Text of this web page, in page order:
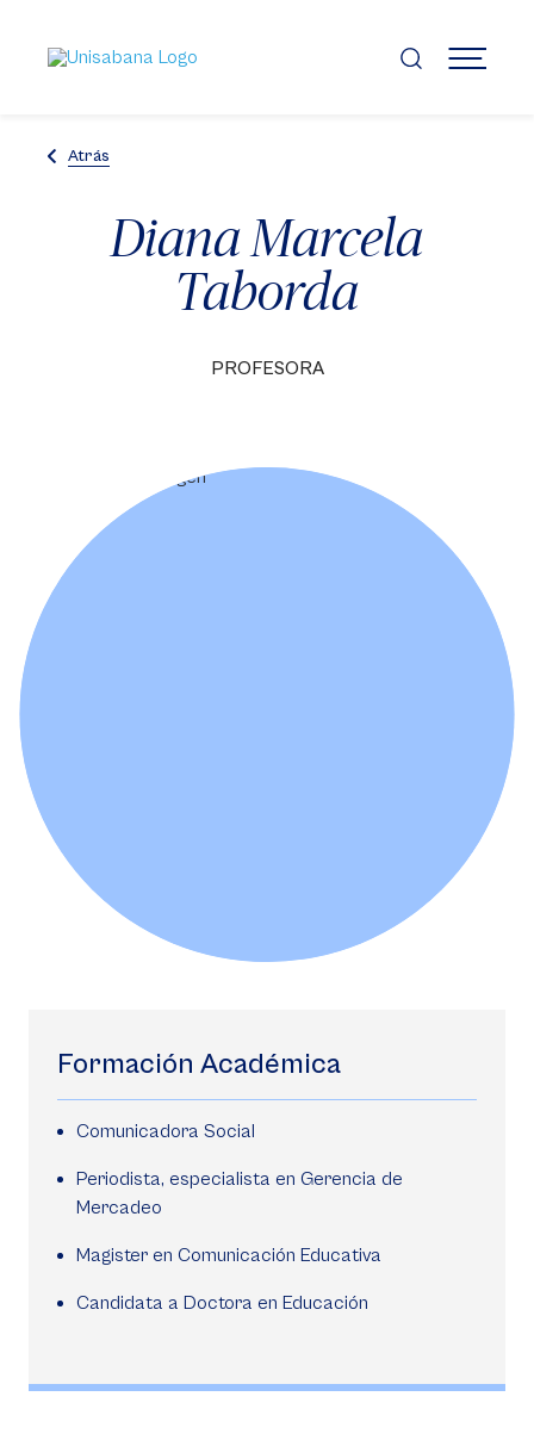
contenido
principal
MENÚ
Atrás
Diana Marcela
Taborda
PROFESORA
Formación Académica
Comunicadora Social
Periodista, especialista en Gerencia de
Mercadeo
Magister en Comunicación Educativa
Candidata a Doctora en Educación